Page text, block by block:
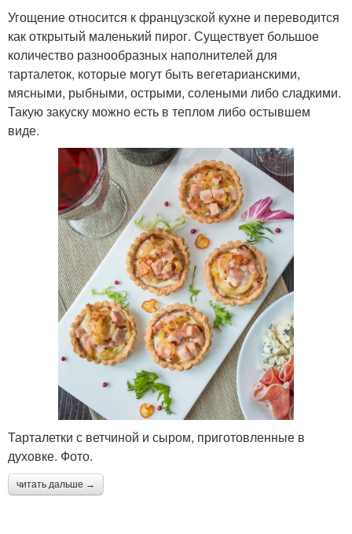
Угощение относится к французской кухне и переводится
как открытый маленький пирог. Существует большое
количество разнообразных наполнителей для
тарталеток, которые могут быть вегетарианскими,
мясными, рыбными, острыми, солеными либо сладкими.
Такую закуску можно есть в теплом либо остывшем
виде.
Тарталетки с ветчиной и сыром, приготовленные в
духовке. Фото.
читать дальше →